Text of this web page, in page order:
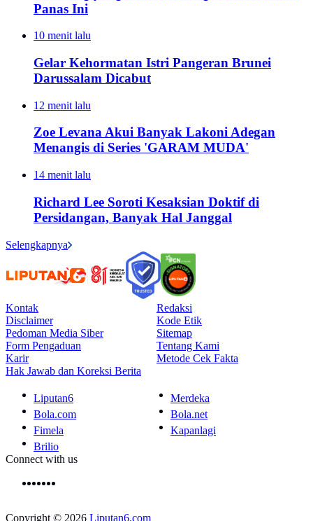
Panas Ini
10 menit lalu
Gelar Kehormatan Istri Pangeran Brunei
Darussalam Dicabut
12 menit lalu
Zoe Levana Akui Banyak Lakoni Adegan
Menangis di Series 'GARAM MUDA'
14 menit lalu
Richard Lee Soroti Kesaksian Doktif di
Persidangan, Banyak Hal Janggal
Selengkapnya
Kontak
Redaksi
Disclaimer
Kode Etik
Pedoman Media Siber
Sitemap
Form Pengaduan
Tentang Kami
Karir
Metode Cek Fakta
Hak Jawab dan Koreksi Berita
Liputan6
Merdeka
Bola.com
Bola.net
Fimela
Kapanlagi
Brilio
Connect with us
Copyright © 2026 Liputan6.com